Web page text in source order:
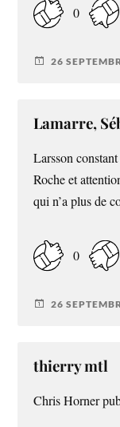
0
26
Lamarre,
Larsson
Roche et
qui n’a plus de
0
26
thierry mtl
Chris Horner